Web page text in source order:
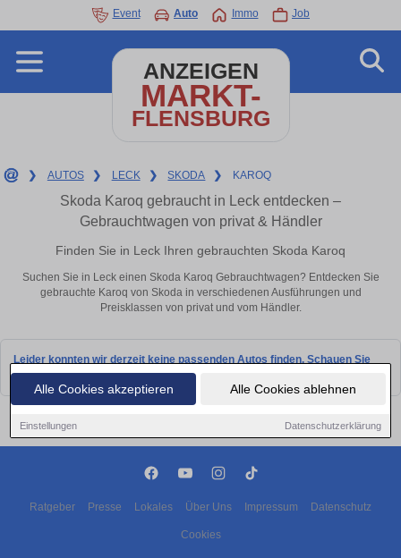
Alle Cookies akzeptieren Alle Cookies ablehnen
Einstellungen Datenschutzerklärung
Event Auto Immo Job
ANZEIGEN
MARKT-
FLENSBURG
❯ AUTOS ❯ LECK ❯ SKODA ❯ KAROQ
Skoda Karoq gebraucht in Leck entdecken –
Gebrauchtwagen von privat & Händler
Finden Sie in Leck Ihren gebrauchten Skoda Karoq
Suchen Sie in Leck einen Skoda Karoq Gebrauchtwagen? Entdecken Sie
gebrauchte Karoq von Skoda in verschiedenen Ausführungen und
Preisklassen von privat und vom Händler.
Leider konnten wir derzeit keine passenden Autos finden. Schauen Sie
bald wieder vorbei!
Ratgeber Presse Lokales Über Uns Impressum Datenschutz
Cookies